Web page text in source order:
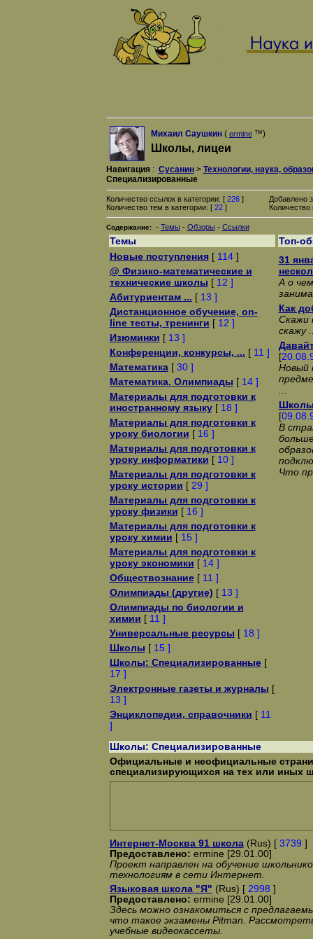
Михаил Саушкин( ermine™)
Школы, лицеи
Навигация: Сусанин> Технологии, наука,
Специализированные
Количество ссылок в категории: [ 226]
Количество тем в категории: [ 22]
Добавлено
Содержание: - Темы - Обзоры - Ссылки
Темы
Топ-
Новые поступления[ 114]
@ Физико-математические и
технические школы [ 12 ]
Абитуриентам ... [ 13 ]
Дистанционное обучение, on-
line тесты, тренинги [ 12 ]
Изюминки [ 13 ]
Конференции, конкурсы, ... [ 11 ]
Математика[ 30 ]
Математика. Олимпиады [ 14 ]
Материалы для подготовки к
иностранному языку[ 18 ]
Материалы для подготовки к
уроку биологии [ 16 ]
Материалы для подготовки к
уроку информатики [ 10 ]
Материалы для подготовки к
уроку истории [ 29 ]
Материалы для подготовки к
уроку физики [ 16 ]
Материалы для подготовки к
уроку химии [ 15 ]
Материалы для подготовки к
уроку экономики [ 14 ]
Обществознание[ 11 ]
Олимпиады (другие) [ 13 ]
Олимпиады по биологии и
химии [ 11 ]
Универсальные ресурсы [ 18 ]
Школы [ 15 ]
Школы: Специализированные[
17 ]
Электронные газеты и журналы [
13 ]
Энциклопедии, справочники [ 11
]
31
А о
Как
Скажи
скажу
[
Новый
Школы
[
В
Что
Школы: Специализированные
Официальные и неофициальные
специализирующихся на тех или иных
Интернет-Москва 91 школа(Rus) [ 3739 ]
Предоставлено: ermine [29.01.00]
Проект направлен на обучение
технологиям в сети Интернет.
Языковая школа "Я" (Rus) [ 2998 ]
Предоставлено: ermine [29.01.00]
Здесь можно ознакомиться с
что такое экзамены Pitman.
учебные видеокассеты.